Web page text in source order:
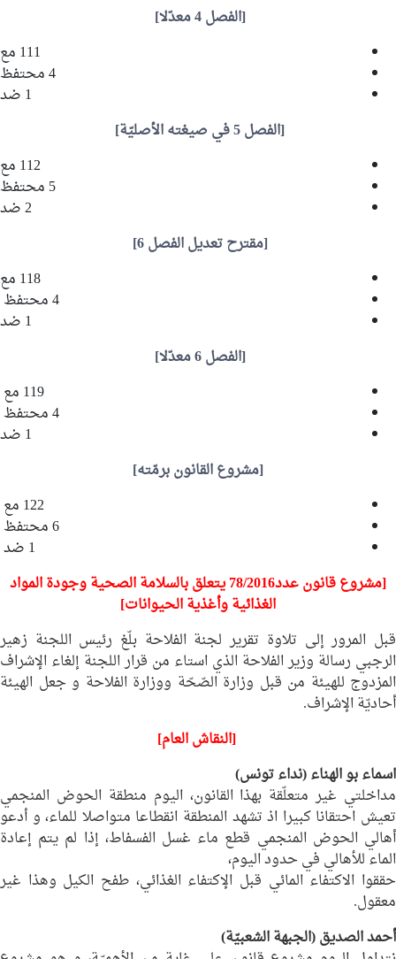
[الفصل 4 معدّلا]
111 مع
4 محتفظ
1 ضد
[الفصل 5 في صيغته الأصليّة]
112 مع
5 محتفظ
2 ضد
[مقترح تعديل الفصل 6]
118 مع
4 محتفظ
1 ضد
[الفصل 6 معدّلا]
119 مع
4 محتفظ
1 ضد
[مشروع القانون برمّته]
122 مع
6 محتفظ
1 ضد
[مشروع قانون عدد78/2016 يتعلق بالسلامة الصحية وجودة المواد
الغذائية وأغذية الحيوانات]
قبل المرور إلى تلاوة تقرير لجنة الفلاحة بلّغ رئيس اللجنة زهير
الرجبي رسالة وزير الفلاحة الذي استاء من قرار اللجنة إلغاء الإشراف
المزدوج للهيئة من قبل وزارة الصّحّة ووزارة الفلاحة و جعل الهيئة
أحاديّة الإشراف.
[النقاش العام]
اسماء بو الهناء(نداء تونس)
مداخلتي غير متعلّقة بهذا القانون، اليوم منطقة الحوض المنجمي
تعيش احتقانا كبيرا اذ تشهد المنطقة انقطاعا متواصلا للماء، و أدعو
أهالي الحوض المنجمي قطع ماء غسل الفسفاط، إذا لم يتم إعادة
الماء للأهالي في حدود اليوم،
حققوا الاكتفاء المائي قبل الإكتفاء الغذائي، طفح الكيل وهذا غير
معقول.
أحمد الصديق(الجبهة الشعبيّة)